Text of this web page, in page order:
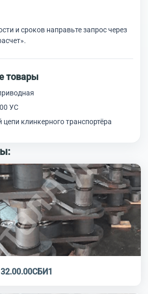
и сроков направьте запрос через
товары
УС
цепи клинкерного транспортёра